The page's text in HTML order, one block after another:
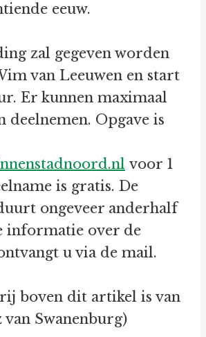
eeuw.
zal gegeven worden
van Leeuwen en start
Er kunnen maximaal
deelnemen. Opgave is
voor 1
is gratis. De
ongeveer anderhalf
informatie over de
u via de mail.
boven dit artikel is van
van Swanenburg)